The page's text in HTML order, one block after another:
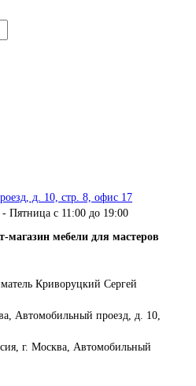
д. 10, стр. 8, офис 17
Пятница с 11:00 до 19:00
мебели для мастеров
Криворуцкий Сергей
Автомобильный проезд, д. 10,
г. Москва, Автомобильный